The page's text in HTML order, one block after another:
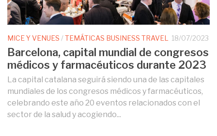
MICE Y VENUES /TEMÁTICAS BUSINESS TRAVEL 18/07/2023
Barcelona, capital mundial de congresos
médicos y farmacéuticos durante 2023
La capital catalana seguirá siendo una de las capitales
mundiales de los congresos médicos y farmacéuticos,
celebrando este año 20 eventos relacionados con el
sector de la salud y acogiendo...